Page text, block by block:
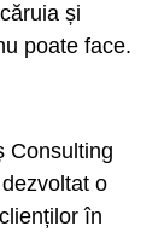
și
poate face.
Consulting
o
în